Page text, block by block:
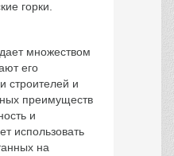
горки.
множеством
его
строителей и
преимуществ
и
использовать
на